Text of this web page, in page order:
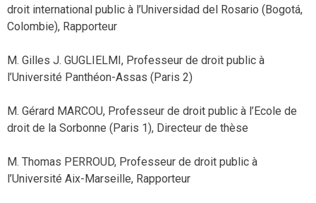
droit international public à l’Universidad del Rosario (Bogotá,
Colombie), Rapporteur
M. Gilles J. GUGLIELMI, Professeur de droit public à
l’Université Panthéon-Assas (Paris 2)
M. Gérard MARCOU, Professeur de droit public à l’Ecole de
droit de la Sorbonne (Paris 1), Directeur de thèse
M. Thomas PERROUD, Professeur de droit public à
l’Université Aix-Marseille, Rapporteur